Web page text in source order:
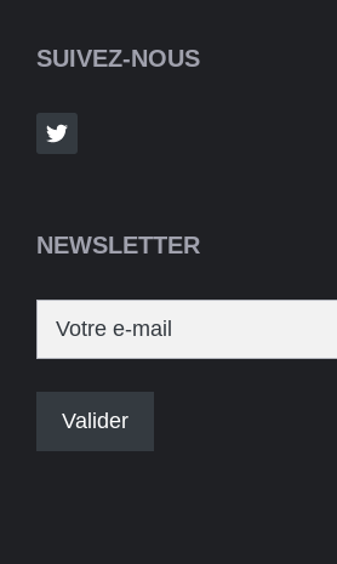
SUIVEZ-NOUS
NEWSLETTER